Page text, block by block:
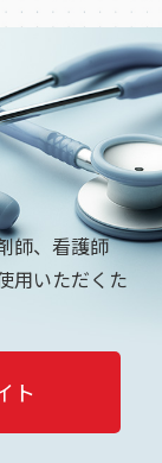
師、看護師
用いただくた
ト